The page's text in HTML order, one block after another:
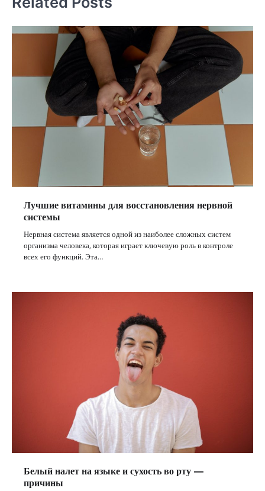
Лучшие витамины для восстановления нервной
системы
Нервная система является одной из наиболее сложных систем
организма человека, которая играет ключевую роль в контроле
всех его функций. Эта…
Белый налет на языке и сухость во рту —
причины